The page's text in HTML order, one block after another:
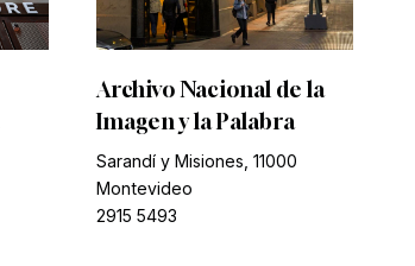
Archivo Nacional de la
Imagen y la Palabra
Sarandí y Misiones, 11000
Montevideo
2915 5493